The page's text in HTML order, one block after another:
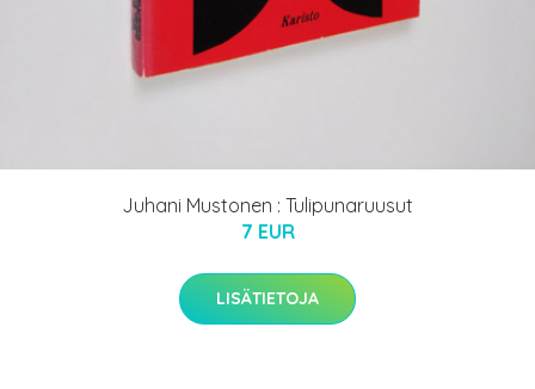
Juhani Mustonen : Tulipunaruusut
7 EUR
LISÄTIETOJA